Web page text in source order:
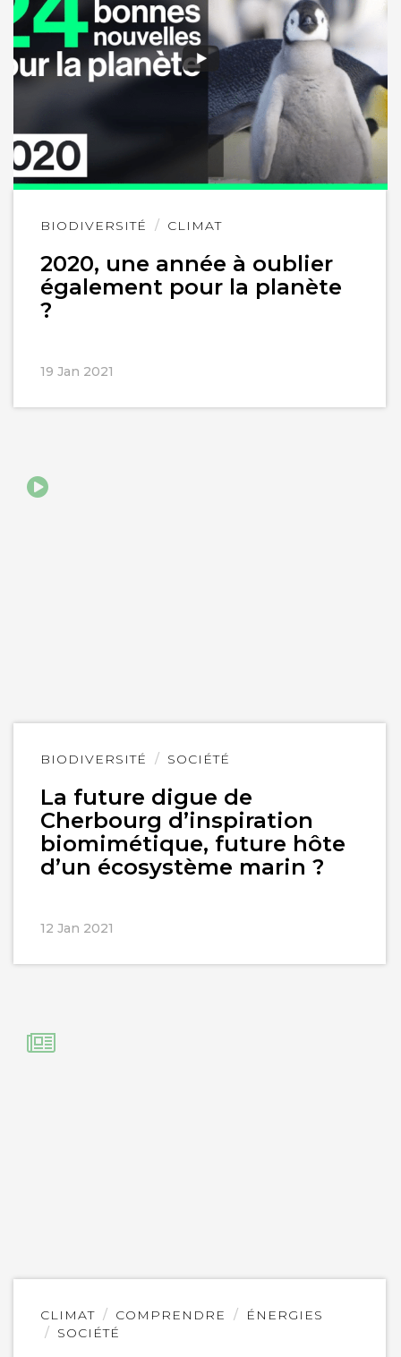
BIODIVERSITÉ CLIMAT
2020, une année à oublier
également pour la planète
?
19 Jan 2021
Lire
BIODIVERSITÉ SOCIÉTÉ
La future digue de
Cherbourg d’inspiration
biomimétique, future hôte
d’un écosystème marin ?
12 Jan 2021
Lire
CLIMAT COMPRENDRE
ÉNERGIES
SOCIÉTÉ
Lire
l'article